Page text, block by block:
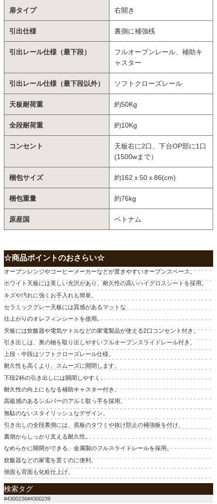
扉タイプ 右開き
引出仕様 裏側に補強桟
引出レール仕様（最下段）
フルオープンレール、補助キ
ャスター
引出レール仕様（最下段以外） ソフトクローズレール
天板耐荷重 約50Kg
全段耐荷重 約10Kg
コンセント
天板右に2口、下台OP部に1口
(1500wまで）
梱包サイズ 約162ｘ50ｘ86(cm)
梱包重量 約76kg
原産国 ベトナム
☆商品ポイントのおさらい☆
オーブンレンジやコーヒーメーカーなどが置きやすいオープンスペース。
ホワイト天板には美しい光沢があり、耐久性の高いハイグロスシートを採用。
キズや汚れに強くお手入れも簡単。
セラミックグレー天板には質感があるマットな
仕上がりのオレフィンシートを使用。
天板には炊飯器や電気ケトルなどの家電製品が使える2口コンセント付き。
引き出しは、奥の物を取り出しやすいフルオープンスライドレール付き。
上段・中段はソフトクローズレール仕様。
耐久性も高くより、スムーズに開閉します。
下段2杯の引き出しには開閉しやすく、
耐久性の向上にもなる補助キャスター付き。
高級感のあるシルバーのアルミ取っ手を採用。
無駄のないスタイリッシュなデザイン。
引き出しの全段裏側には、底板のタワミや抜け防止の補強板を付け、
裏側からしっかり支える耐久性。
なめらかに開閉ができる、金属製のフルスライドレールを採用。
炊飯器などの家電を置くのに便利。
側面も背面も化粧仕上げ。
検索タグ
#4300236#4300239